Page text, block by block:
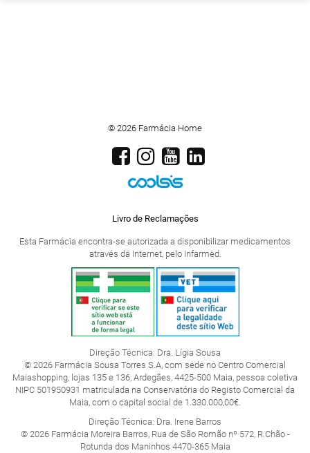
© 2026 Farmácia Home
Livro de Reclamações
Esta Farmácia encontra-se autorizada a disponibilizar medicamentos
através da Internet, pelo Infarmed.
Direção Técnica: Dra. Lígia Sousa
© 2026 Farmácia Sousa Torres S.A, com sede no Centro Comercial
Maiashopping, lojas 135 e 136, Ardegães, 4425-500 Maia, pessoa coletiva
NIPC 501950931 matriculada na Conservatória do Registo Comercial da
Maia, com o capital social de 1.330.000,00€.
Direção Técnica: Dra. Irene Barros
© 2026 Farmácia Moreira Barros, Rua de São Romão nº 572, R.Chão -
Rotunda dos Maninhos 4470-365 Maia